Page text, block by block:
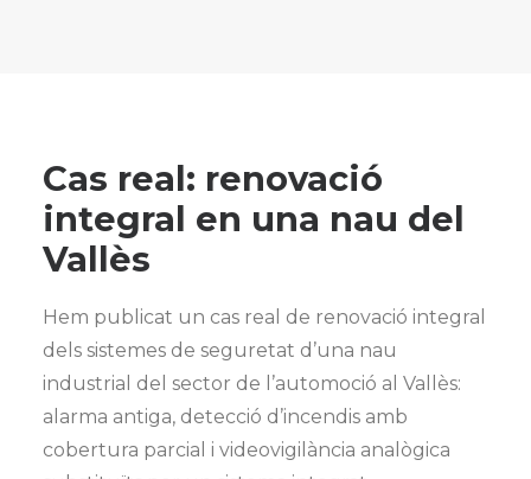
Cas real: renovació
integral en una nau del
Vallès
Hem publicat un cas real de renovació integral
dels sistemes de seguretat d’una nau
industrial del sector de l’automoció al Vallès:
alarma antiga, detecció d’incendis amb
cobertura parcial i videovigilància analògica